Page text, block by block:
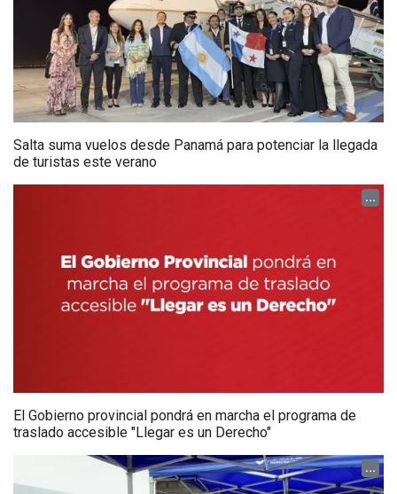
Salta suma vuelos desde Panamá para potenciar la llegada
de turistas este verano
...
El Gobierno provincial pondrá en marcha el programa de
traslado accesible "Llegar es un Derecho"
...